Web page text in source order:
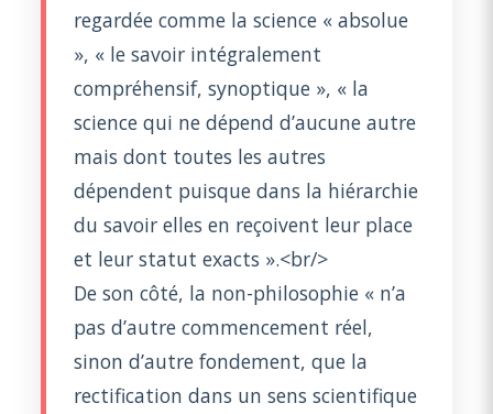
regardée comme la science « absolue
», « le savoir intégralement
compréhensif, synoptique », « la
science qui ne dépend d’aucune autre
mais dont toutes les autres
dépendent puisque dans la hiérarchie
du savoir elles en reçoivent leur place
et leur statut exacts ».<br/>
De son côté, la non-philosophie « n’a
pas d’autre commencement réel,
sinon d’autre fondement, que la
rectification dans un sens scientifique